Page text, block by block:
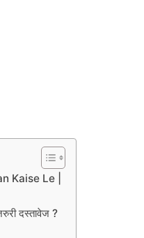
Kaise Le |
दस्तावेज ?